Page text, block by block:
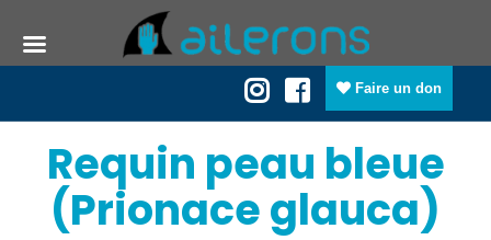
Faire un don
Requin peau bleue
(Prionace glauca)